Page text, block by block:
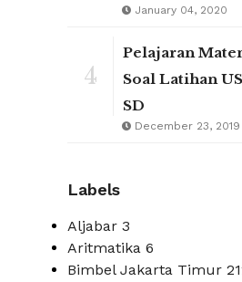
January 04, 2020
4
Pelajaran
Soal Latihan
SD
December 23, 2019
Labels
Aljabar 3
Aritmatika 6
Bimbel Jakarta Timur